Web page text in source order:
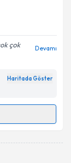
çok
Devamı
Haritada Göster